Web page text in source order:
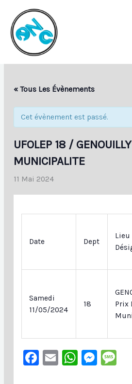
Contenu
« Tous Les Évènements
Cet évènement est passé.
UFOLEP 18 /
MUNICIPALITE
11 Mai 2024
Date Dept
Lieu
Samedi
11/05/2024
18
Prix
Facebook
Email